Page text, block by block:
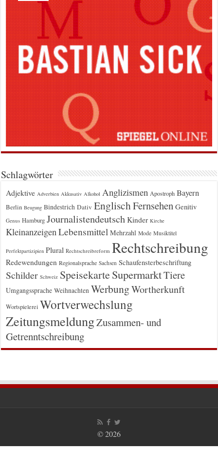
Schlagwörter
Adjektive Adverbien Akkusativ Alkohol Anglizismen Apostroph Bayern
Berlin Beugung Bindestrich Dativ EnglischFernsehen Genitiv
Genus Hamburg Journalistendeutsch Kinder Kirche
Kleinanzeigen Lebensmittel Mehrzahl Mode Musiktitel
Perfektpartizipien Plural Rechtschreibreform Rechtschreibung
Redewendungen Regionalsprache Sachsen Schaufensterbeschriftung
Schilder Schweiz Speisekarte SupermarktTiere
Umgangssprache Weihnachten WerbungWortherkunft
Wortspielerei Wortverwechslung
ZeitungsmeldungZusammen- und
Getrenntschreibung
© 2026